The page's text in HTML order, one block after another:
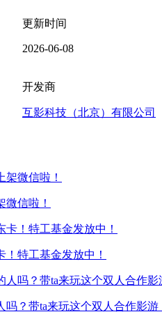
更新时间
2026-06-08
开发商
互影科技（北京）有限公司
信啦！
！特工基金发放中！
吗？带ta来玩这个双人合作影游